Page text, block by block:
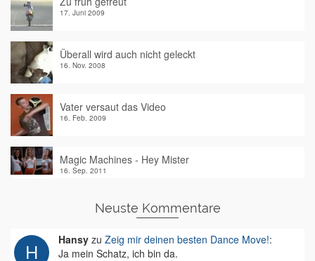
17. Juni 2009
Überall wird auch nicht geleckt
16. Nov. 2008
Vater versaut das Video
16. Feb. 2009
Magic Machines - Hey Mister
16. Sep. 2011
Neuste Kommentare
Hansy zu Zeig mir deinen besten Dance Move!:
Ja mein Schatz, ich bin da.